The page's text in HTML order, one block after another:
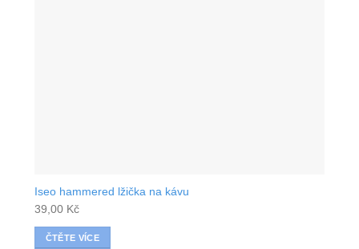
Iseo hammered lžička na kávu
39,00 Kč
ČTĚTE VÍCE